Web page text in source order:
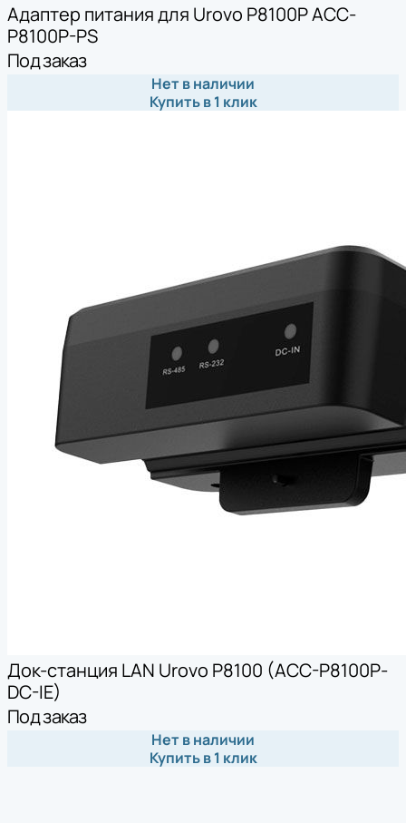
Адаптер питания для Urovo P8100P ACC-
P8100P-PS
Под заказ
Нет в наличии
Купить в 1 клик
Док-станция LAN Urovo P8100 (ACC-P8100P-
DC-IE)
Под заказ
Нет в наличии
Купить в 1 клик